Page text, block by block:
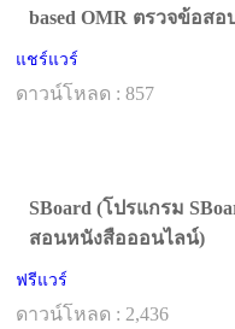
based OMR ตรวจข้อสอ
แชร์แวร์
ดาวน์โหลด : 857
SBoard (โปรแกรม
สอนหนังสือออนไลน์)
ฟรีแวร์
ดาวน์โหลด : 2,436